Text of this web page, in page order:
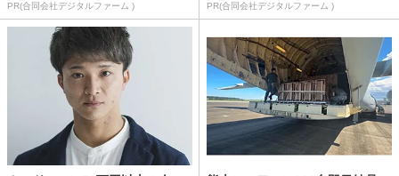
PR(合同会社デジタルファーム ) PR(合同会社デジタルファーム )